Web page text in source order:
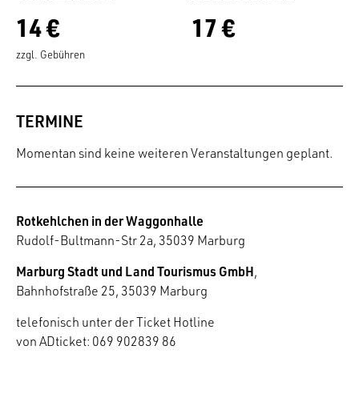
14 €
zzgl. Gebühren
17 €
TERMINE
Momentan sind keine weiteren Veranstaltungen geplant.
Rotkehlchen in der Waggonhalle
Rudolf-Bultmann-Str 2a, 35039 Marburg
Marburg Stadt und Land Tourismus GmbH,
Bahnhofstraße 25, 35039 Marburg
telefonisch unter der Ticket Hotline
von ADticket: 069 902839 86